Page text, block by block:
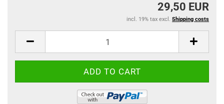
29,50 EUR
incl. 19% tax excl. Shipping costs